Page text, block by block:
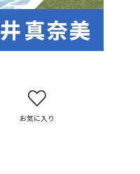
お気に入り